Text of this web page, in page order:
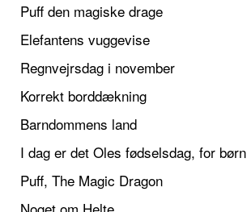
Puff den magiske drage
Elefantens vuggevise
Regnvejrsdag i november
Korrekt borddækning
Barndommens land
I dag er det Oles fødselsdag, for børn
Puff, The Magic Dragon